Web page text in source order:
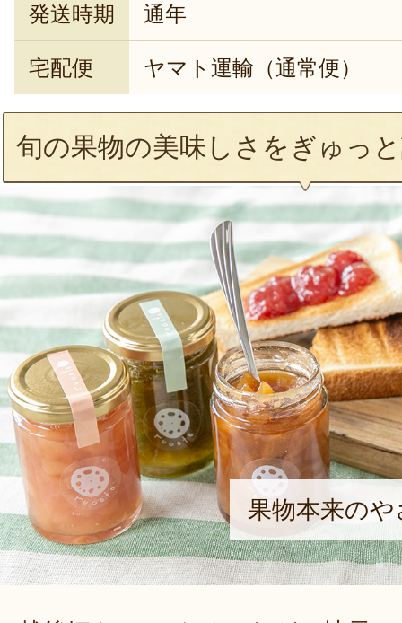
発送時期 通年
宅配便 ヤマト運輸（通常便）
旬の果物の美味しさをぎゅっ
果物本来の